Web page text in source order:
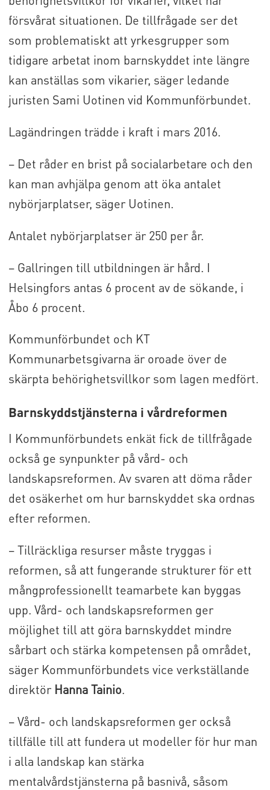
försvårat situationen. De tillfrågade ser det
som problematiskt att yrkesgrupper som
tidigare arbetat inom barnskyddet inte längre
kan anställas som vikarier, säger ledande
juristen Sami Uotinen vid Kommunförbundet.
Lagändringen trädde i kraft i mars 2016.
– Det råder en brist på socialarbetare och den
kan man avhjälpa genom att öka antalet
nybörjarplatser, säger Uotinen.
Antalet nybörjarplatser är 250 per år.
– Gallringen till utbildningen är hård. I
Helsingfors antas 6 procent av de sökande, i
Åbo 6 procent.
Kommunförbundet och KT
Kommunarbetsgivarna är oroade över de
skärpta behörighetsvillkor som lagen medfört.
Barnskyddstjänsterna i vårdreformen
I Kommunförbundets enkät fick de tillfrågade
också ge synpunkter på vård- och
landskapsreformen. Av svaren att döma råder
det osäkerhet om hur barnskyddet ska ordnas
efter reformen.
– Tillräckliga resurser måste tryggas i
reformen, så att fungerande strukturer för ett
mångprofessionellt teamarbete kan byggas
upp. Vård- och landskapsreformen ger
möjlighet till att göra barnskyddet mindre
sårbart och stärka kompetensen på området,
säger Kommunförbundets vice verkställande
direktör Hanna Tainio.
– Vård- och landskapsreformen ger också
tillfälle till att fundera ut modeller för hur man
i alla landskap kan stärka
mentalvårdstjänsterna på basnivå, såsom